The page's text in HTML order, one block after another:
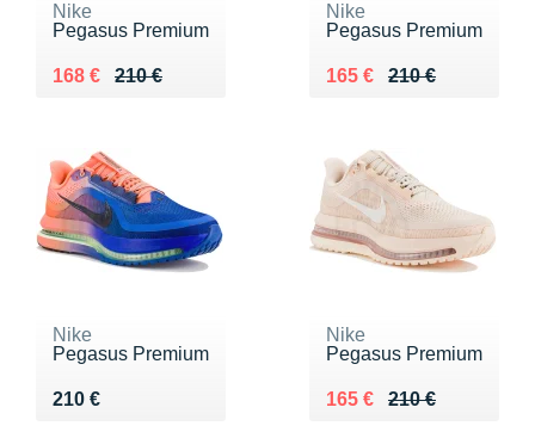
Nike
Pegasus Premium
210 €
Au lieu de 210 €
168 €
Vendu 168 €
Nike
Pegasus Premium
210 €
Au lieu de 210 €
165 €
Vendu 165 €
Nike
Pegasus Premium
210 €
Vendu 210 €
Nike
Pegasus Premium
210 €
Au lieu de 210 €
165 €
Vendu 165 €